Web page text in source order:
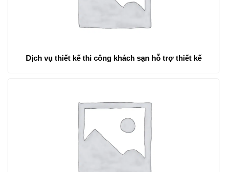
Dịch vụ thiết kế thi công khách sạn hỗ trợ thiết kế